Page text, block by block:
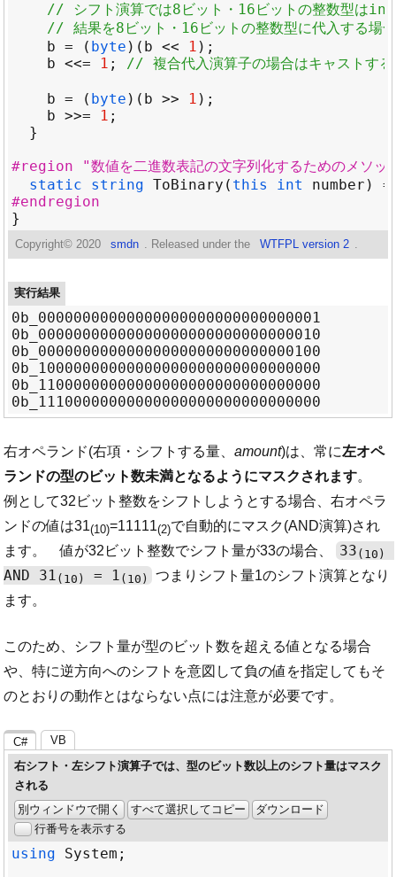
// シフト演算では8ビット・16ビットの整数型はint
// 結果を8ビット・16ビットの整数型に代入する場
b = ( byte )( b << 1
b <<= 1 ; // 複合代入演算子の場合はキャストする
b = ( byte )( b >> 1
b >>= 1
#region "数値を二進数表記の文字列化するためのメソッ
static
string ToBinary ( this int number )
#endregion
Copyright© 2020 smdn . Released under the WTFPL version 2 .
実行結果
0b_00000000000000000000000000000001
0b_00000000000000000000000000000010
0b_00000000000000000000000000000100
0b_10000000000000000000000000000000
0b_11000000000000000000000000000000
右オペランド(右項・シフトする量、 amount)は、常に左オペ
ランドの型のビット数未満となるようにマスクされます。
例として32ビット整数をシフトしようとする場合、右オペラ
ンドの値は31(10)=11111(2)で自動的にマスク(AND演算)され
ます。 値が32ビット整数でシフト量が33の場合、
33 (10)
AND 31 (10) = 1 (10)
つまりシフト量1のシフト演算となり
ます。
このため、シフト量が型のビット数を超える値となる場合
や、特に逆方向へのシフトを意図して負の値を指定してもそ
のとおりの動作とはならない点には注意が必要です。
C#
VB
右シフト・左シフト演算子では、型のビット数以上のシフト量はマスク
される
別ウィンドウで開く
すべて選択してコピー
ダウンロード
行番号を表示する
using System